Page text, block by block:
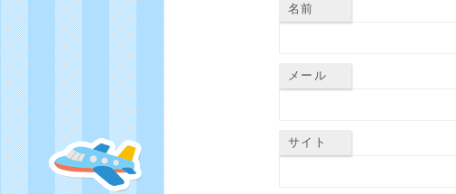
名前
メール
サイト